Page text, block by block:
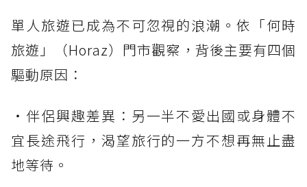
單人旅遊已成為不可忽視的浪潮。依「何時
旅遊」（Horaz）門市觀察，背後主要有四個
驅動原因：
・伴侶興趣差異：另一半不愛出國或身體不
宜長途飛行，渴望旅行的一方不想再無止盡
地等待。